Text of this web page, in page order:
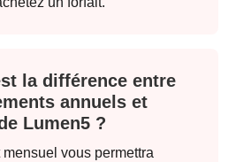
la différence entre
annuels et
Lumen5 ?
mensuel vous permettra